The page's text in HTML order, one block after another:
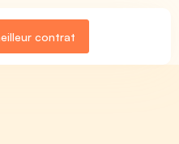
contrat